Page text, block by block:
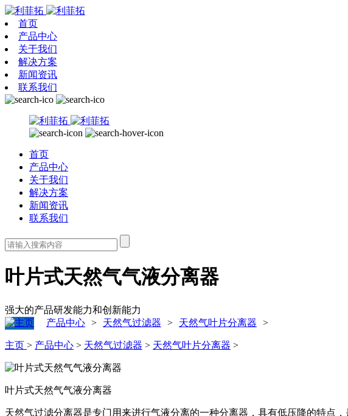
首页
产品中心
关于我们
解决方案
新闻资讯
联系我们
首页
产品中心
关于我们
解决方案
新闻资讯
联系我们
叶片式天然气气液分离器
强大的产品研发能力和创新能力
产品中心 > 天然气过滤器 > 天然气叶片分离器 >
主页 > 产品中心 > 天然气过滤器 > 天然气叶片分离器 >
叶片式天然气气液分离器
天然气过滤分离器是专门用来进行气液分离的一种分离器，具有低压降的特点